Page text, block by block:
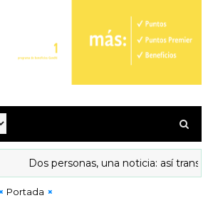
Dos personas, una noticia: así
Portada